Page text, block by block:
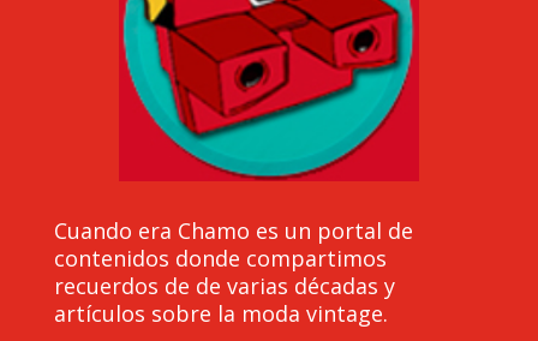
Cuando era Chamo es un portal de
contenidos donde compartimos
recuerdos de de varias décadas y
artículos sobre la moda vintage.